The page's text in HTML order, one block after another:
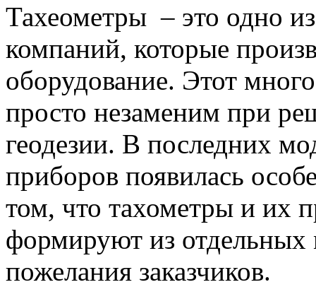
Тахеометры – это одно
компаний, которые
оборудование. Этот
просто незаменим при
геодезии. В последних
приборов появилась
том, что тахометры и их
формируют из отдельных
пожелания заказчиков.